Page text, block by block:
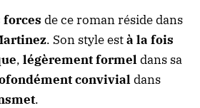
forces de ce roman réside dans
. Son style està la fois
, légèrement formel dans sa
convivial dans
.